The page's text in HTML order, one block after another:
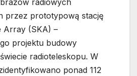
radiowych
przez prototypową stację
Array (SKA) –
projektu budowy
radioteleskopu. W
ponad 112